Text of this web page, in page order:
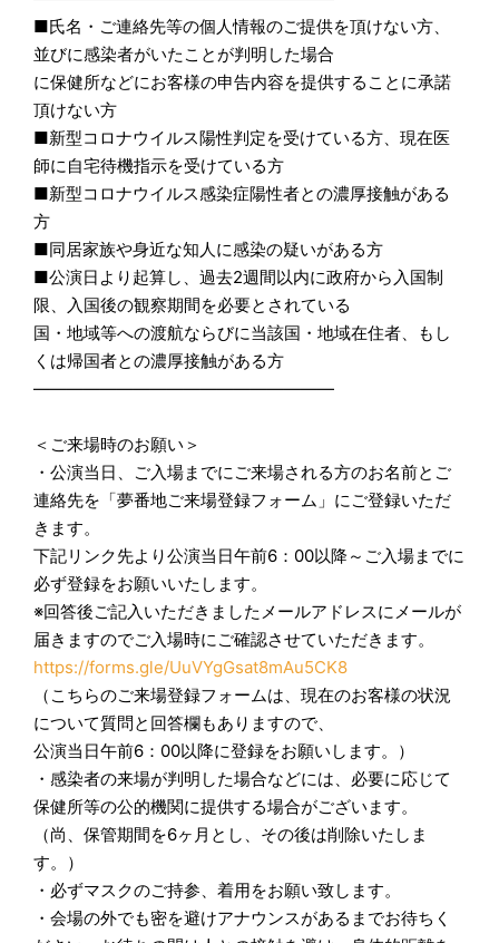
■氏名・ご連絡先等の個人情報のご提供を頂けない方、
並びに感染者がいたことが判明した場合
に保健所などにお客様の申告内容を提供することに承諾
頂けない方
■新型コロナウイルス陽性判定を受けている方、現在医
師に自宅待機指示を受けている方
■新型コロナウイルス感染症陽性者との濃厚接触がある
方
■同居家族や身近な知人に感染の疑いがある方
■公演日より起算し、過去2週間以内に政府から入国制
限、入国後の観察期間を必要とされている
国・地域等への渡航ならびに当該国・地域在住者、もし
くは帰国者との濃厚接触がある方
――――――――――――――――――
＜ご来場時のお願い＞
・公演当日、ご入場までにご来場される方のお名前とご
連絡先を「夢番地ご来場登録フォーム」にご登録いただ
きます。
下記リンク先より公演当日午前6：00以降～ご入場までに
必ず登録をお願いいたします。
※回答後ご記入いただきましたメールアドレスにメールが
届きますのでご入場時にご確認させていただきます。
https://forms.gle/UuVYgGsat8mAu5CK8
（こちらのご来場登録フォームは、現在のお客様の状況
について質問と回答欄もありますので、
公演当日午前6：00以降に登録をお願いします。）
・感染者の来場が判明した場合などには、必要に応じて
保健所等の公的機関に提供する場合がございます。
（尚、保管期間を6ヶ月とし、その後は削除いたしま
す。）
・必ずマスクのご持参、着用をお願い致します。
・会場の外でも密を避けアナウンスがあるまでお待ちく